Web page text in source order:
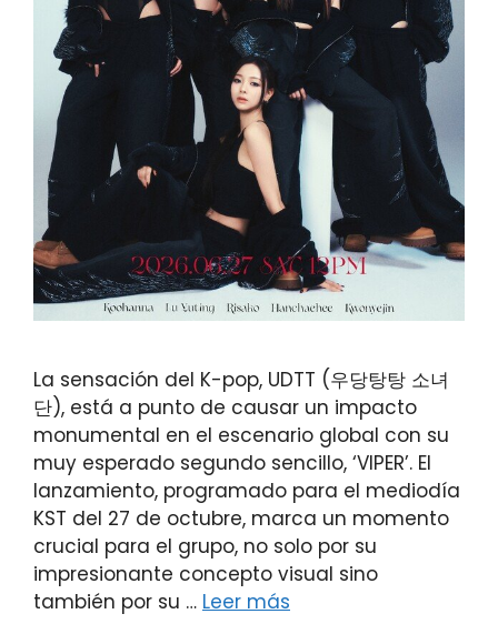
La sensación del K-pop, UDTT (우당탕탕 소녀
단), está a punto de causar un impacto
monumental en el escenario global con su
muy esperado segundo sencillo, ‘VIPER’. El
lanzamiento, programado para el mediodía
KST del 27 de octubre, marca un momento
crucial para el grupo, no solo por su
impresionante concepto visual sino
también por su … Leer más